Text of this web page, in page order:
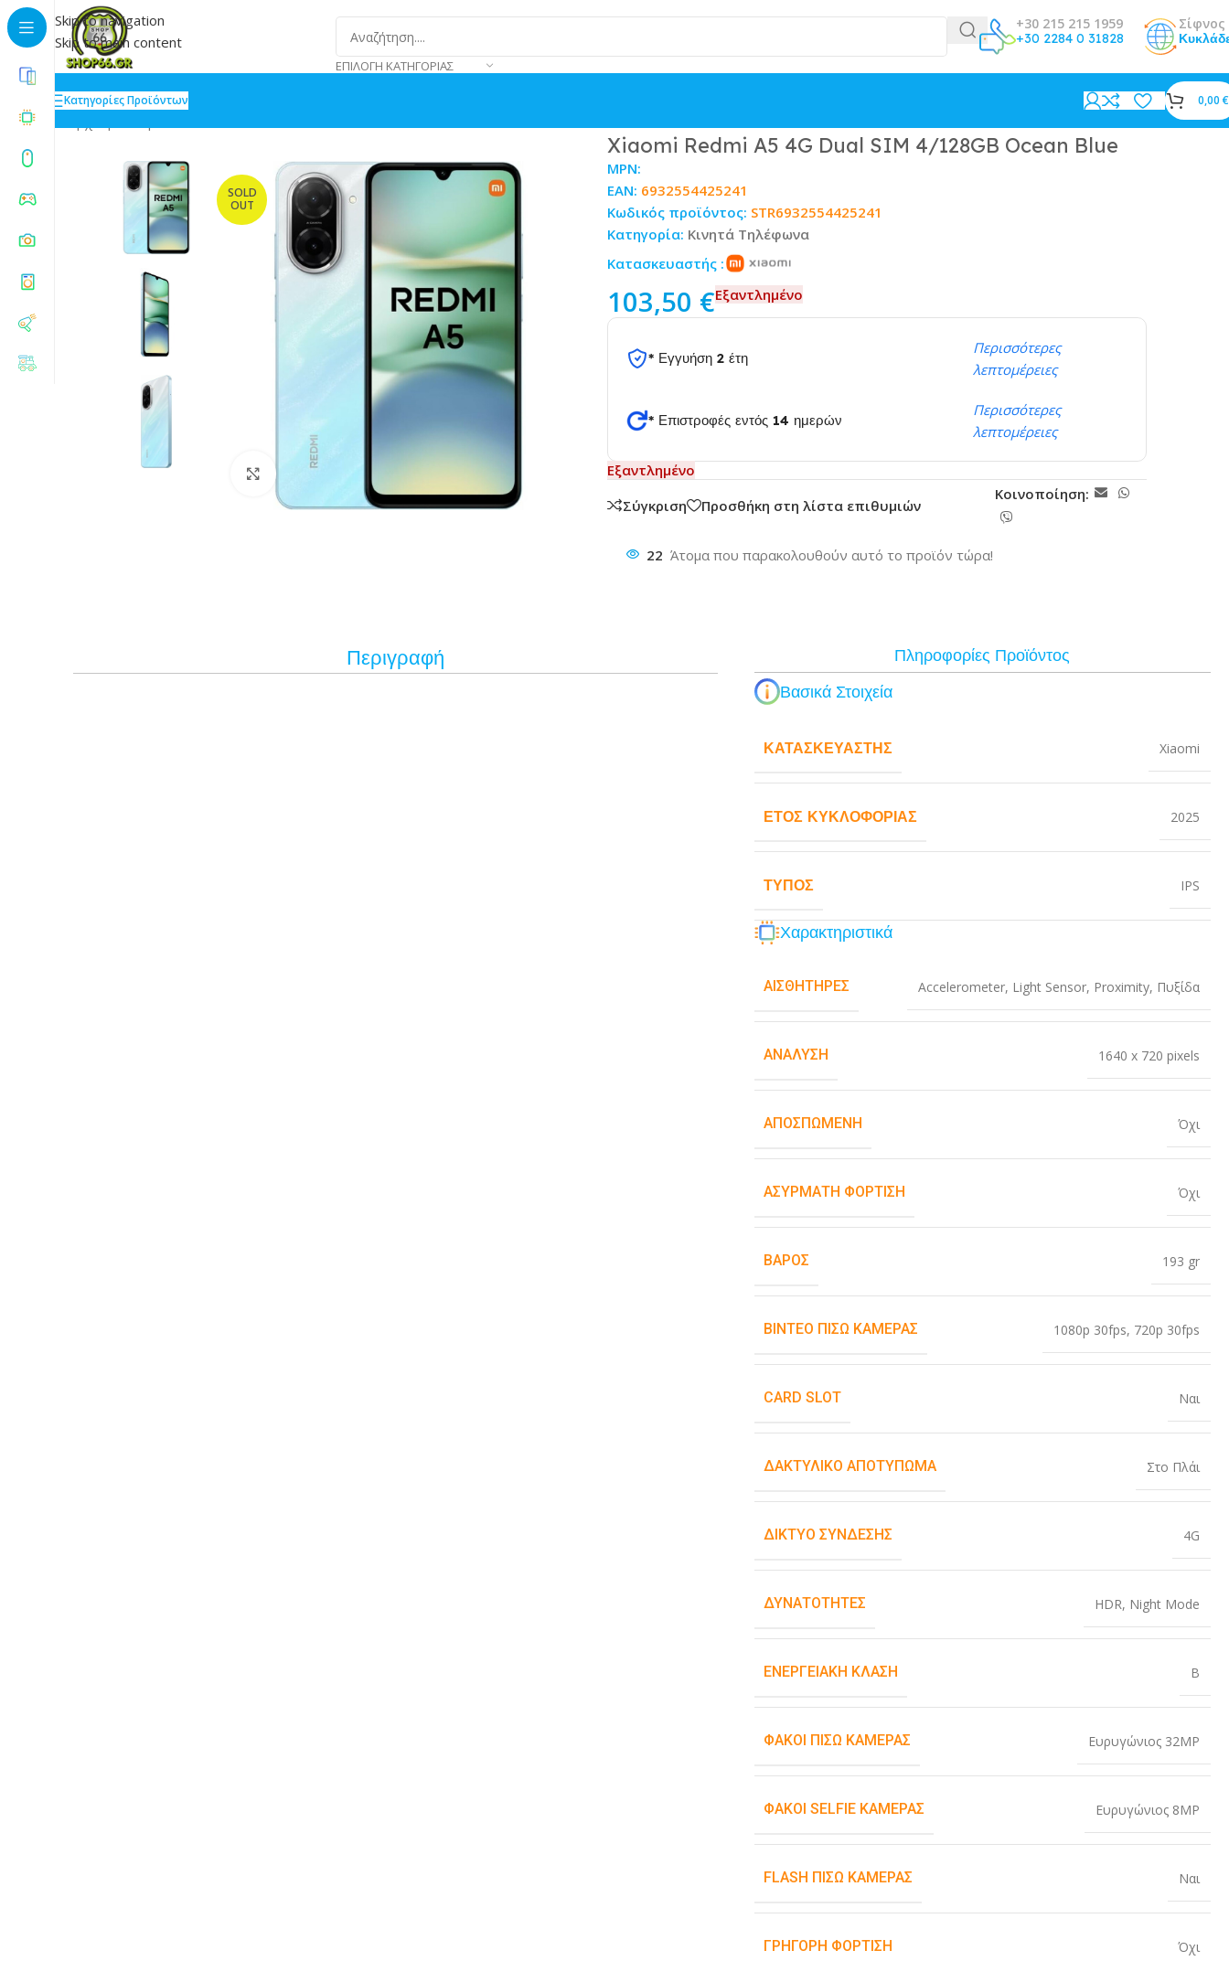
Skip to navigation
Skip to main content
ΕΠΙΛΟΓΉ ΚΑΤΗΓΟΡΊΑΣ
+30 215 215 1959
+30 2284 0 31828
Σίφνος
Κατηγορίες Προϊόντων 0,00 €
SOLD
OUT
Κάντε κλικ για μεγέθυνση
Xiaomi Redmi A5 4G Dual SIM 4/128GB Ocean Blue
Κατασκευαστής :
MPN:
EAN: 6932554425241
Κωδικός προϊόντος: STR6932554425241
Κατηγορία: Κινητά Τηλέφωνα
103,50 €Εξαντλημένο
* Εγγυήση 2 έτη
Περισσότερες
λεπτομέρειες
* Επιστροφές εντός 14 ημερών
Περισσότερες
λεπτομέρειες
Εξαντλημένο
Σύγκριση
Προσθήκη στη λίστα επιθυμιών
Κοινοποίηση:
22 Άτομα που παρακολουθούν αυτό το προϊόν τώρα!
Περιγραφή
Πληροφορίες Προϊόντος
Βασικά Στοιχεία
ΚΑΤΑΣΚΕΥΑΣΤΉΣ Xiaomi
ΈΤΟΣ ΚΥΚΛΟΦΟΡΊΑΣ 2025
ΤΎΠΟΣ IPS
Χαρακτηριστικά
ΑΙΣΘΗΤΉΡΕΣ Accelerometer, Light Sensor, Proximity, Πυξίδα
ΑΝΆΛΥΣΗ 1640 x 720 pixels
ΑΠΟΣΠΏΜΕΝΗ Όχι
ΑΣΎΡΜΑΤΗ ΦΌΡΤΙΣΗ Όχι
ΒΆΡΟΣ 193 gr
ΒΊΝΤΕΟ ΠΊΣΩ ΚΆΜΕΡΑΣ 1080p 30fps, 720p 30fps
CARD SLOT Ναι
ΔΑΚΤΥΛΙΚΌ ΑΠΟΤΎΠΩΜΑ Στο Πλάι
ΔΊΚΤΥΟ ΣΎΝΔΕΣΗΣ 4G
ΔΥΝΑΤΌΤΗΤΕΣ HDR, Night Mode
ΕΝΕΡΓΕΙΑΚΉ ΚΛΆΣΗ B
ΦΑΚΟΊ ΠΊΣΩ ΚΆΜΕΡΑΣ Ευρυγώνιος 32MP
ΦΑΚΟΊ SELFIE ΚΆΜΕΡΑΣ Ευρυγώνιος 8MP
FLASH ΠΊΣΩ ΚΆΜΕΡΑΣ Ναι
ΓΡΉΓΟΡΗ ΦΌΡΤΙΣΗ Όχι